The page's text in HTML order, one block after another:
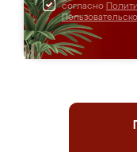
согласно